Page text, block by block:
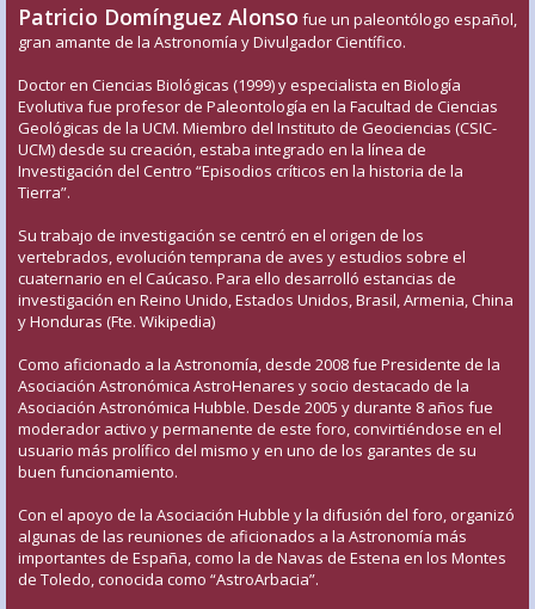
Patricio Domínguez Alonso fue un paleontólogo español,
gran amante de la Astronomía y Divulgador Científico.
Doctor en Ciencias Biológicas (1999) y especialista en Biología
Evolutiva fue profesor de Paleontología en la Facultad de Ciencias
Geológicas de la UCM. Miembro del Instituto de Geociencias (CSIC-
UCM) desde su creación, estaba integrado en la línea de
Investigación del Centro “Episodios críticos en la historia de la
Tierra”.
Su trabajo de investigación se centró en el origen de los
vertebrados, evolución temprana de aves y estudios sobre el
cuaternario en el Caúcaso. Para ello desarrolló estancias de
investigación en Reino Unido, Estados Unidos, Brasil, Armenia, China
y Honduras (Fte. Wikipedia)
Como aficionado a la Astronomía, desde 2008 fue Presidente de la
Asociación Astronómica AstroHenares y socio destacado de la
Asociación Astronómica Hubble. Desde 2005 y durante 8 años fue
moderador activo y permanente de este foro, convirtiéndose en el
usuario más prolífico del mismo y en uno de los garantes de su
buen funcionamiento.
Con el apoyo de la Asociación Hubble y la difusión del foro, organizó
algunas de las reuniones de aficionados a la Astronomía más
importantes de España, como la de Navas de Estena en los Montes
de Toledo, conocida como “AstroArbacia”.